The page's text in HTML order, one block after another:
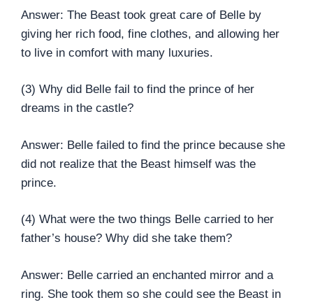
Answer: The Beast took great care of Belle by
giving her rich food, fine clothes, and allowing her
to live in comfort with many luxuries.
(3) Why did Belle fail to find the prince of her
dreams in the castle?
Answer: Belle failed to find the prince because she
did not realize that the Beast himself was the
prince.
(4) What were the two things Belle carried to her
father’s house? Why did she take them?
Answer: Belle carried an enchanted mirror and a
ring. She took them so she could see the Beast in